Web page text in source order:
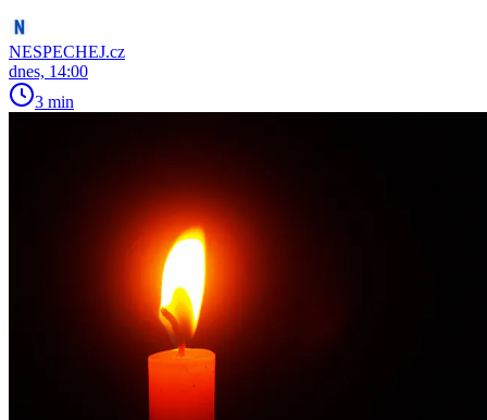
NESPECHEJ.cz
dnes, 14:00
3 min